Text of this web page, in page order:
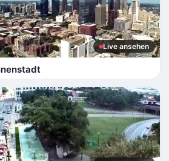
Live ansehen